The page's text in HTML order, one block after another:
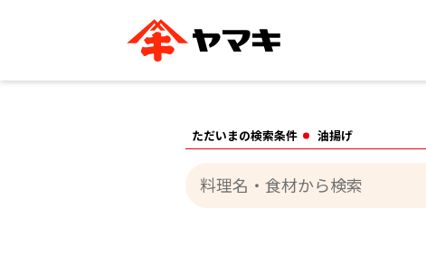
ヤマキ
『めんつゆ』
ヤマキ
割烹白だし®
おいしいレシピTOP
汁物レシピ
ただいまの検索条件 油揚げ